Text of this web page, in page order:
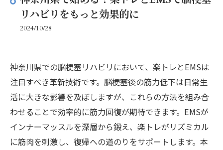
リハビリをもっと効果的に
2024/10/28
神奈川県での脳梗塞リハビリにおいて、楽トレとEMSは
注目すべき革新技術です。脳梗塞後の筋力低下は日常生
活に大きな影響を及ぼしますが、これらの方法を組み合
わせることで効率的に筋力回復が期待できます。EMSが
インナーマッスルを深層から鍛え、楽トレがリズミカル
に筋肉を刺激し、復帰への道のりをサポートします。本